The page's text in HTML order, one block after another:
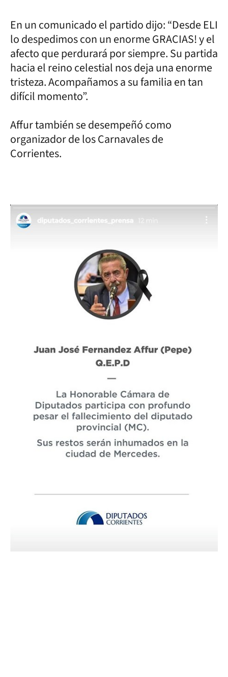
En un comunicado el partido dijo: “Desde ELI
lo despedimos con un enorme GRACIAS! y el
afecto que perdurará por siempre. Su partida
hacia el reino celestial nos deja una enorme
tristeza. Acompañamos a su familia en tan
difícil momento”.
Affur también se desempeñó como
organizador de los Carnavales de
Corrientes.